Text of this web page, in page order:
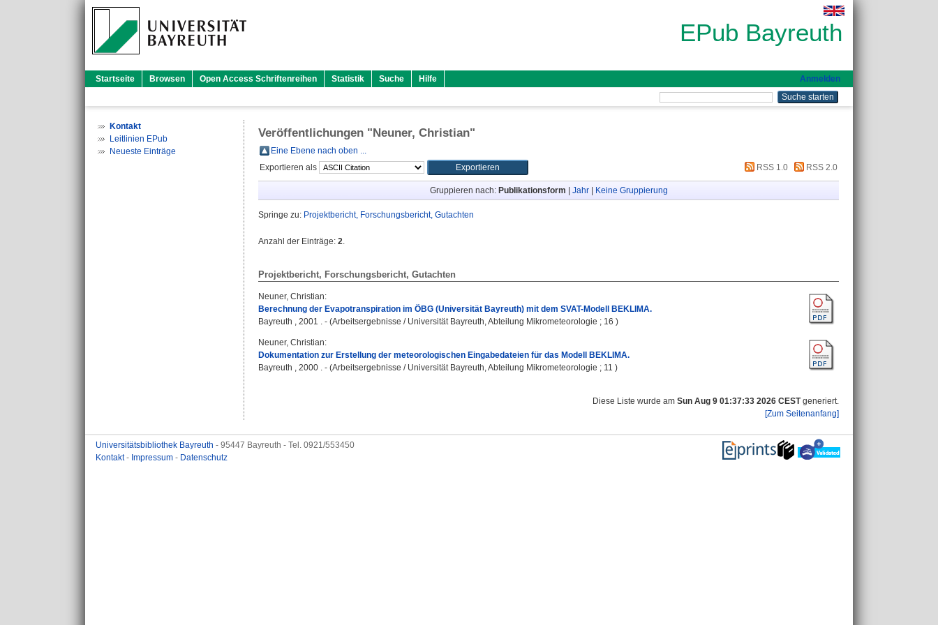
EPub Bayreuth
Startseite Browsen Open Access Schriftenreihen Statistik Suche Hilfe Anmelden
Kontakt
Leitlinien EPub
Neueste Einträge
Veröffentlichungen "Neuner, Christian"
Eine Ebene nach oben ...
Exportieren als
RSS 1.0 RSS 2.0
Gruppieren nach: Publikationsform Jahr| Keine Gruppierung
Springe zu: Projektbericht, Forschungsbericht, Gutachten
Anzahl der Einträge: 2.
Projektbericht, Forschungsbericht, Gutachten
Neuner, Christian:
Berechnung der Evapotranspiration im ÖBG (Universität Bayreuth) mit dem SVAT-Modell BEKLIMA.
Bayreuth , 2001 . - (Arbeitsergebnisse / Universität Bayreuth, Abteilung Mikrometeorologie ; 16 )
Neuner, Christian:
Dokumentation zur Erstellung der meteorologischen Eingabedateien für das Modell BEKLIMA.
Bayreuth , 2000 . - (Arbeitsergebnisse / Universität Bayreuth, Abteilung Mikrometeorologie ; 11 )
Diese Liste wurde am Sun Aug 9 01:37:33 2026 CESTgeneriert.
[Zum Seitenanfang]
Universitätsbibliothek Bayreuth - 95447 Bayreuth - Tel. 0921/553450
Kontakt- Impressum - Datenschutz